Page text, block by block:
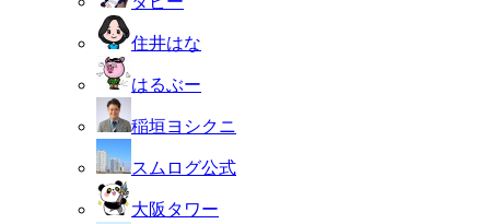
住井はな
はるぶー
稲垣ヨシクニ
スムログ公式
大阪タワー